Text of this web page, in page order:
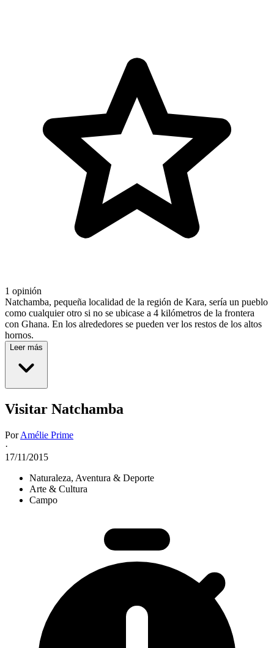
1 opinión
Natchamba, pequeña localidad de la región de Kara, sería un pueblo
como cualquier otro si no se ubicase a 4 kilómetros de la frontera
con Ghana. En los alrededores se pueden ver los restos de los altos
hornos.
Leer más
Visitar Natchamba
PorAmélie Prime
·
17/11/2015
Naturaleza, Aventura & Deporte
Arte & Cultura
Campo